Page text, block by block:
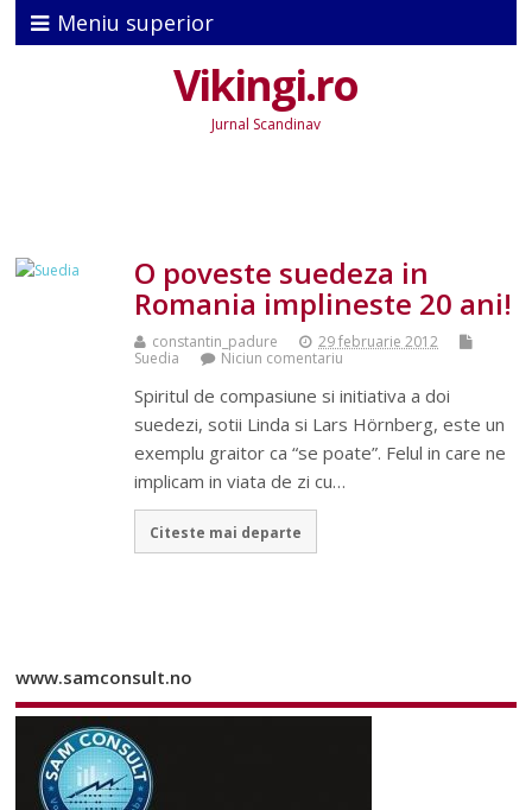
Meniu superior
Vikingi.ro
Jurnal Scandinav
O poveste suedeza in
Romania implineste 20 ani!
constantin_padure
29 februarie 2012
Suedia
Niciun comentariu
Spiritul de compasiune si initiativa a doi
suedezi, sotii Linda si Lars Hörnberg, este un
exemplu graitor ca “se poate”. Felul in care ne
implicam in viata de zi cu…
Citeste mai departe
www.samconsult.no